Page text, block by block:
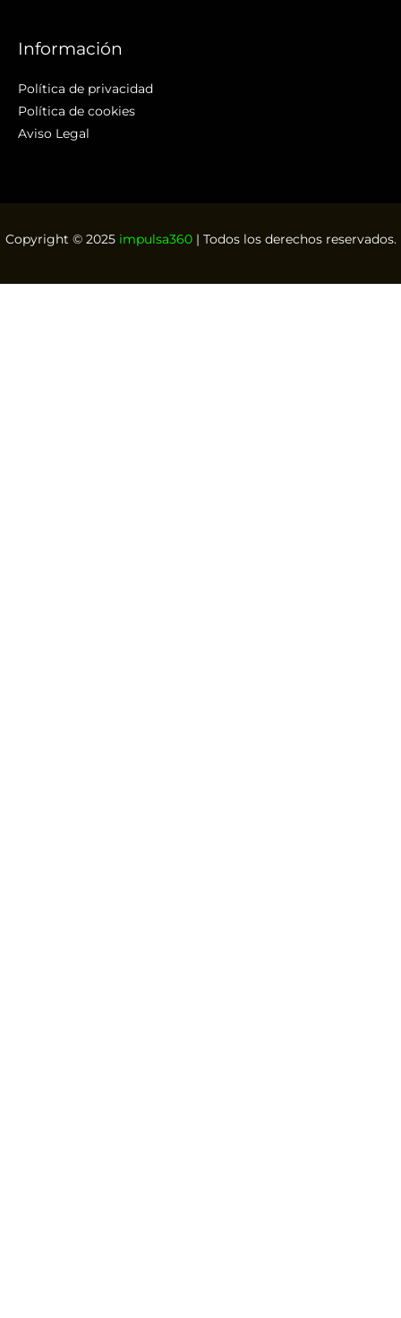
Información
Política de privacidad
Política de cookies
Aviso Legal
Copyright © 2025impulsa360 | Todos los derechos reservados.